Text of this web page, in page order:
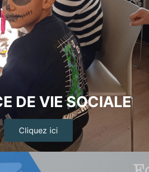
DE VIE SOCIALE
Cliquez ici